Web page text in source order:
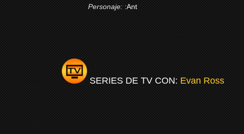
Personaje::Ant
SERIES DE TV CON:Evan Ross